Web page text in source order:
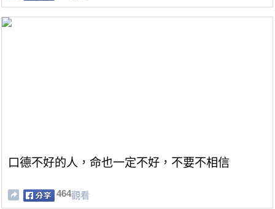
口德不好的人，命也一定不好，不要不相信
464觀看